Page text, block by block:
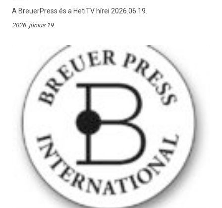
A BreuerPress és a HetiTV hírei 2026.06.19.
2026. június 19